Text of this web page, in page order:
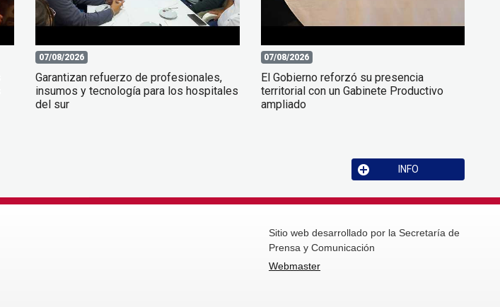
07/08/2026
Garantizan refuerzo de profesionales,
insumos y tecnología para los hospitales
del sur
07/08/2026
El Gobierno reforzó su presencia
territorial con un Gabinete Productivo
ampliado
INFO
Sitio web desarrollado por la Secretaría de
Prensa y Comunicación
Webmaster